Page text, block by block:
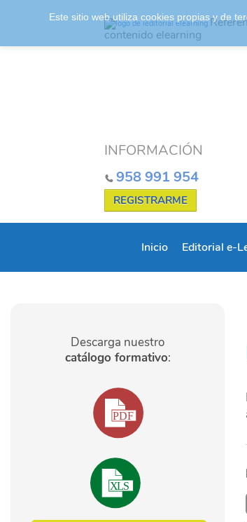
contenido elearning
INFORMACIÓN
958 991 954
REGISTRARME
Inicio Editorial e-
Descarga nuestro
catálogo formativo:
Este sitio web utiliza cookies propias y de